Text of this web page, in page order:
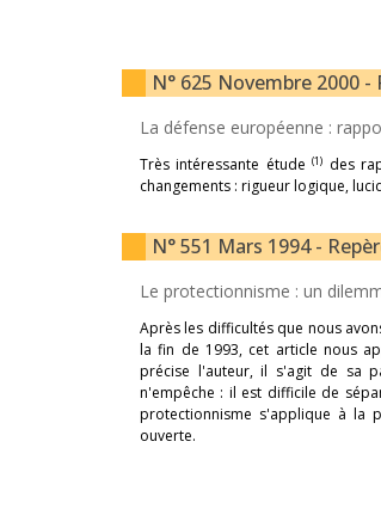
N° 625 Novembre 2000
La défense européenne :
Très intéressante étude(1) des
changements : rigueur logique,
N° 551 Mars 1994 -
Le protectionnisme : un
Après les difficultés que nous
la fin de 1993, cet article nous
précise l'auteur, il s'agit de sa
n'empêche : il est difficile de
protectionnisme s'applique à la
ouverte.